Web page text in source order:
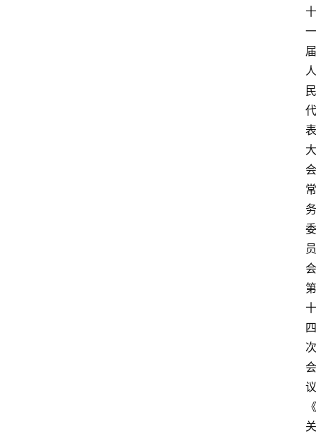
十
一
届
人
民
代
表
大
会
常
务
委
员
会
第
十
四
次
会
议
《
关